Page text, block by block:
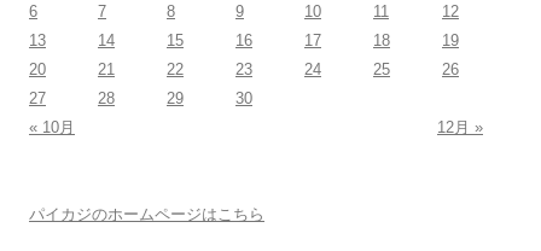
6
7 8 9 10 11
12
13
14 15 16 17 18
19
20
21 22 23 24 25
26
27
28 29
30
« 10月
12月 »
パイカジのホームページはこちら